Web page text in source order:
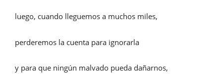
luego, cuando lleguemos a muchos miles,
perderemos la cuenta para ignorarla
y para que ningún malvado pueda dañarnos,